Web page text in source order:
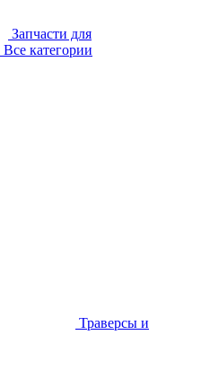
Запчасти для
Все категории
Траверсы и